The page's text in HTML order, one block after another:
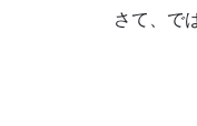
さて、で